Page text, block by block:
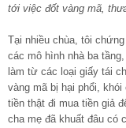
tới việc đốt vàng mã,
Tại nhiều chùa, tôi
các mô hình nhà ba
làm từ các loại giấy tái
vàng mã bị hại phổi,
tiền thật đi mua tiền giả
cha mẹ đã khuất đâu có